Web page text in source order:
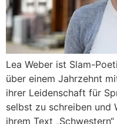
Lea Weber ist Slam-
über einem Jahrzehnt
ihrer Leidenschaft für
selbst zu schreiben und
ihrem Text